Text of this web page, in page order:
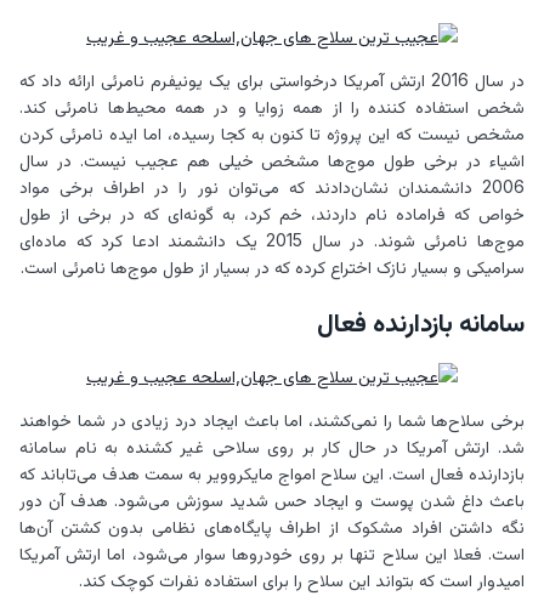
در سال 2016 ارتش آمریکا درخواستی برای یک یونیفرم نامرئی ارائه داد که
شخص استفاده کننده را از همه زوایا و در همه محیط‌ها نامرئی کند.
مشخص نیست که این پروژه تا کنون به کجا رسیده، اما ایده نامرئی کردن
اشیاء در برخی طول موج‌ها مشخص خیلی هم عجیب نیست. در سال
2006 دانشمندان نشان‌دادند که می‌توان نور را در اطراف برخی مواد
خواص که فراماده نام داردند، خم کرد، به گونه‌ای که در برخی از طول
موج‌ها نامرئی شوند. در سال 2015 یک دانشمند ادعا کرد که ماده‌ای
سرامیکی و بسیار نازک اختراع کرده که در بسیار از طول موج‌ها نامرئی است.
سامانه بازدارنده فعال
برخی سلاح‌ها شما را نمی‌کشند، اما باعث ایجاد درد زیادی در شما خواهند
شد. ارتش آمریکا در حال کار بر روی سلاحی غیر کشنده به نام سامانه
بازدارنده فعال است. این سلاح امواج مایکروویر به سمت هدف می‌تاباند که
باعث داغ شدن پوست و ایجاد حس شدید سوزش می‌شود. هدف آن دور
نگه داشتن افراد مشکوک از اطراف پایگاه‌های نظامی بدون کشتن آن‌ها
است. فعلا این سلاح تنها بر روی خودروها سوار می‌شود، اما ارتش آمریکا
امیدوار است که بتواند این سلاح را برای استفاده نفرات کوچک کند.